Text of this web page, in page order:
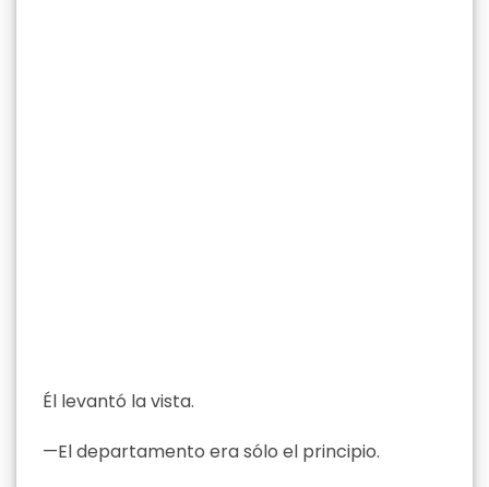
Él levantó la vista.
—El departamento era sólo el principio.